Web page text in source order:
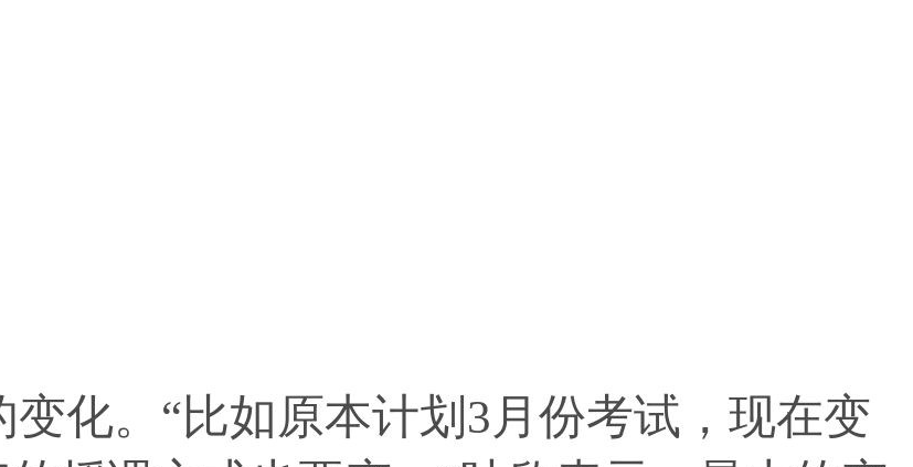
。“比如原本计划3月份考试，现在变